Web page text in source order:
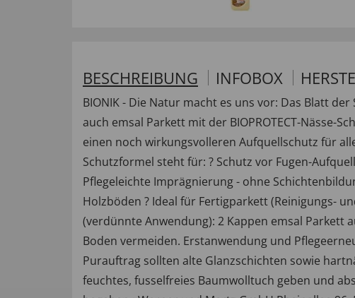
BESCHREIBUNG INFOBOX
BIONIK - Die Natur macht es uns vor: Das Blatt
auch emsal Parkett mit der BIOPROTECT-
einen noch wirkungsvolleren Aufquellschutz für
Schutzformel steht für: ? Schutz vor Fugen-
Pflegeleichte Imprägnierung - ohne
Holzböden ? Ideal für Fertigparkett (Reinigungs-
(verdünnte Anwendung): 2 Kappen emsal Parkett
Boden vermeiden. Erstanwendung und
Purauftrag sollten alte Glanzschichten sowie
feuchtes, fusselfreies Baumwolltuch geben und